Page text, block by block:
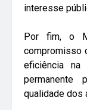
interesse
Por fim, o
compromisso
eficiência na
permanente
qualidade dos